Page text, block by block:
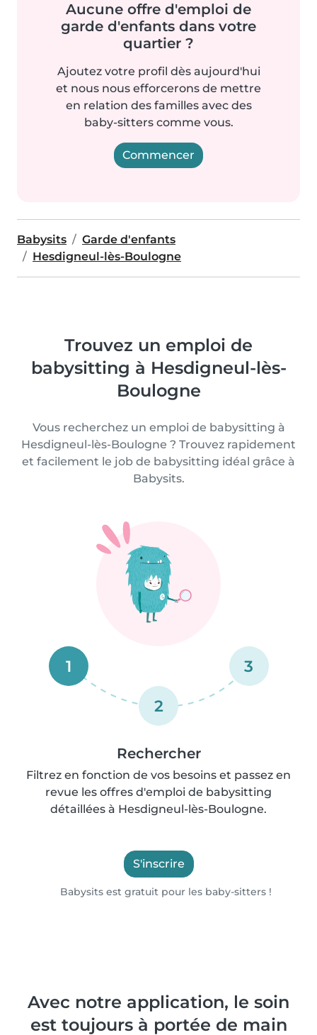
Aucune offre d'emploi de
garde d'enfants dans votre
quartier ?
Ajoutez votre profil dès aujourd'hui
et nous nous efforcerons de mettre
en relation des familles avec des
baby-sitters comme vous.
Commencer
Babysits
Garde d'enfants
Hesdigneul-lès-Boulogne
Trouvez un emploi de
babysitting à Hesdigneul-lès-
Boulogne
Vous recherchez un emploi de babysitting à
Hesdigneul-lès-Boulogne ? Trouvez rapidement
et facilement le job de babysitting idéal grâce à
Babysits.
1
2
3
Rechercher
Filtrez en fonction de vos besoins et passez en
revue les offres d'emploi de babysitting
détaillées à Hesdigneul-lès-Boulogne.
S'inscrire
Babysits est gratuit pour les baby-sitters !
Avec notre application, le soin
est toujours à portée de main